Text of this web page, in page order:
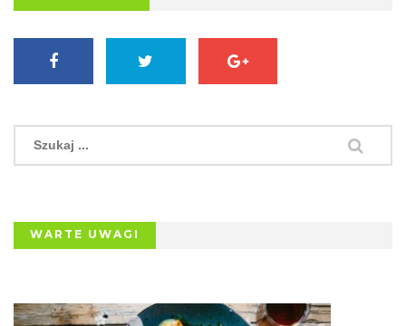
WARTE UWAGI